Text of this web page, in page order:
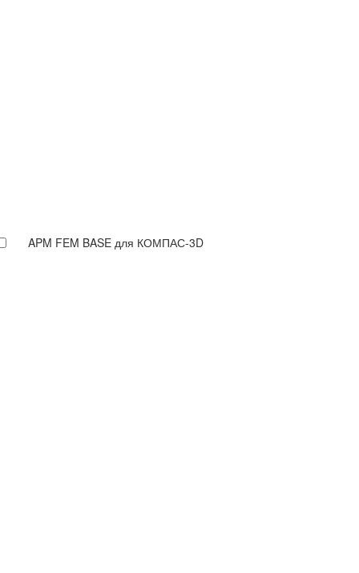
APM FEM BASE для КОМПАС-3D